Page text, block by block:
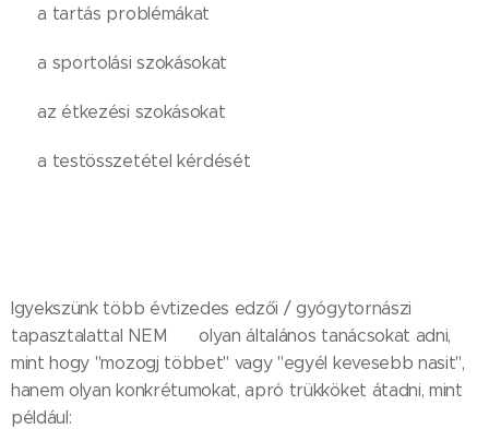
✅️ a tartás problémákat
✅️ a sportolási szokásokat
✅️ az étkezési szokásokat
✅️ a testösszetétel kérdését
Igyekszünk több évtizedes edzői / gyógytornászi
tapasztalattal NEM ❌️ olyan általános tanácsokat adni,
mint hogy "mozogj többet" vagy "egyél kevesebb nasit",
hanem olyan konkrétumokat, apró trükköket átadni, mint
például: